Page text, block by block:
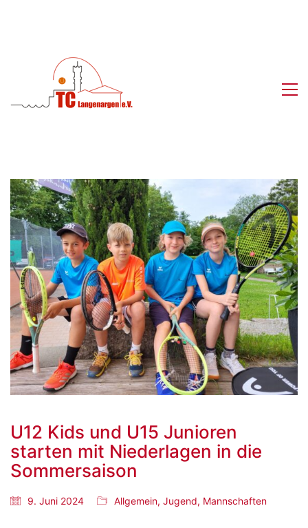
U12 Kids und U15 Junioren
starten mit Niederlagen in die
Sommersaison
9. Juni 2024 Allgemein, Jugend, Mannschaften